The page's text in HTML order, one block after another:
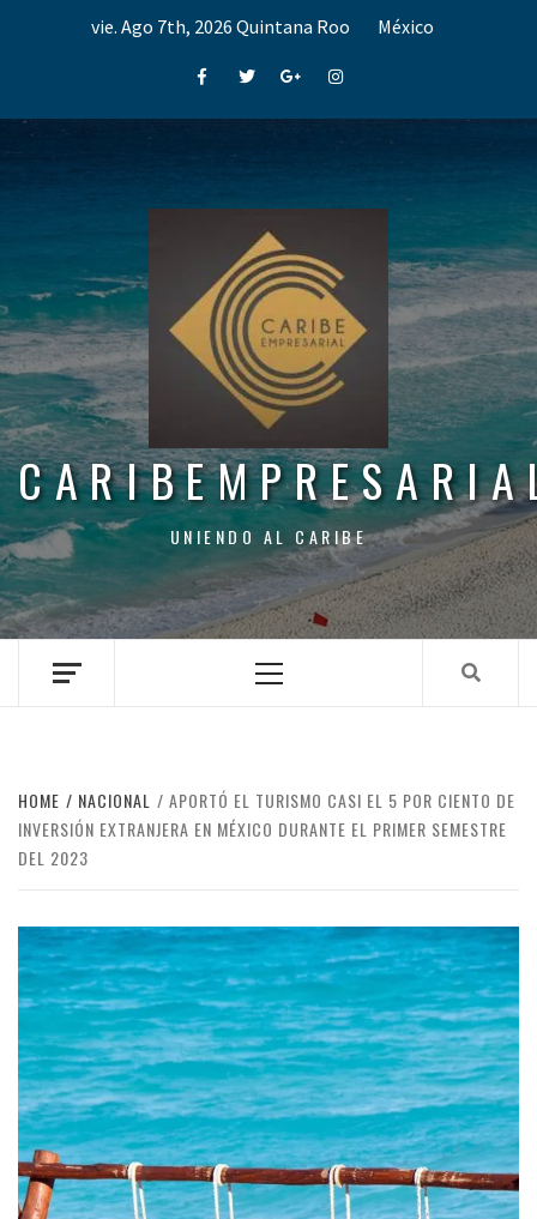
vie. Ago 7th, 2026 Quintana Roo México
FacebookTwitterGoogle+Instagram
UNIENDO AL CARIBE
Menu
HOME NACIONAL
APORTÓ EL TURISMO CASI EL 5 POR CIENTO DE
INVERSIÓN EXTRANJERA EN MÉXICO DURANTE EL PRIMER SEMESTRE
DEL 2023